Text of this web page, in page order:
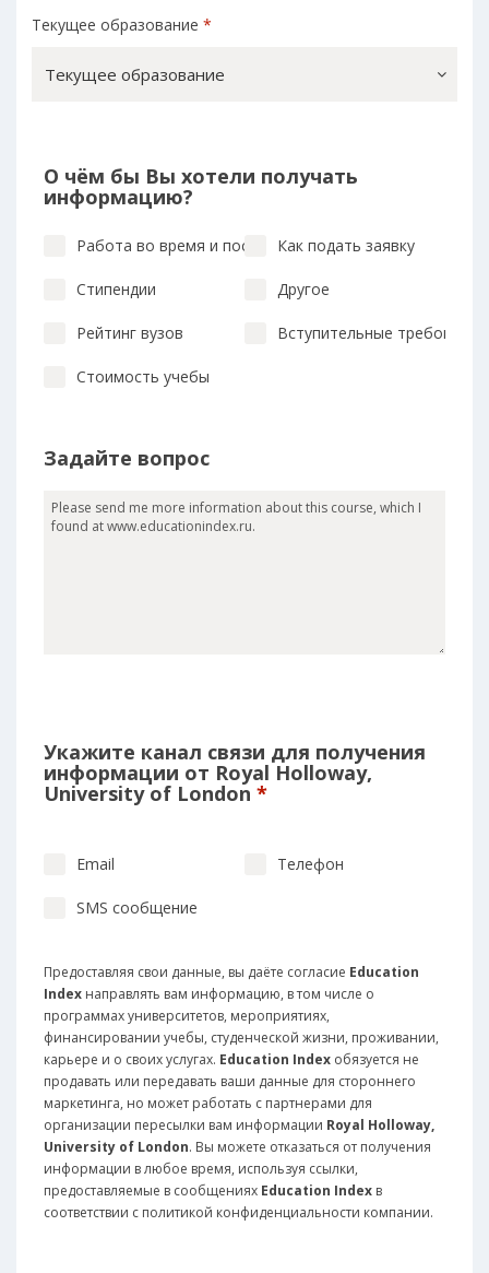
Текущее образование *
Текущее образование
О чём бы Вы хотели получать
информацию?
Работа во время и после учебыКак подать заявку
Стипендии Другое
Рейтинг вузов Вступительные требования
Стоимость учебы
Задайте вопрос
Укажите канал связи для получения
информации от Royal Holloway,
University of London *
Email Телефон
SMS сообщение
Предоставляя свои данные, вы даёте согласие Education
Index направлять вам информацию, в том числе о
программах университетов, мероприятиях,
финансировании учебы, студенческой жизни, проживании,
карьере и о своих услугах. Education Index обязуется не
продавать или передавать ваши данные для стороннего
маркетинга, но может работать с партнерами для
организации пересылки вам информации Royal Holloway,
University of London. Вы можете отказаться от получения
информации в любое время, используя ссылки,
предоставляемые в сообщениях Education Index в
соответствии с политикой конфиденциальности компании.